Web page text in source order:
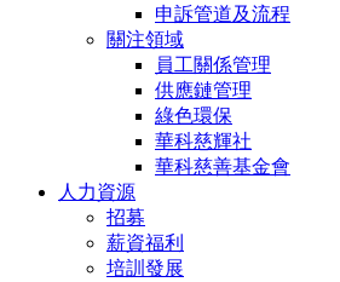
申訴管道及流程
關注領域
員工關係管理
供應鏈管理
綠色環保
華科慈輝社
華科慈善基金會
人力資源
招募
薪資福利
培訓發展